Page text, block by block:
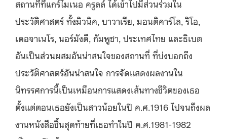
สถานที่ที่แกร์ไมเนอ ครูลล์ ได้เข้าไปมีส่วนร่วมใน
ประวัติศาสตร์ ทั้งมิวนิค, บาวาเรีย, มอนติคาร์โล, ริโอ,
เดอจาเนโร, นอร์มังดี, กัมพูชา, ประเทศไทย และธิเบต
อันเป็นส่วนผสมอันน่าสนใจของสถานที่ ที่บ่งบอกถึง
ประวัติศาสตร์อันน่าสนใจ การจัดแสดงผลงานใน
นิทรรศการนี้เป็นเหมือนการแสดงเส้นทางชีวิตของเธอ
ตั้งแต่ตอนเธอยังเป็นสาวน้อยในปี ค.ศ.1916 ไปจนถึงผล
งานหนังสือชิ้นสุดท้ายที่เธอทำในปี ค.ศ.1981-1982